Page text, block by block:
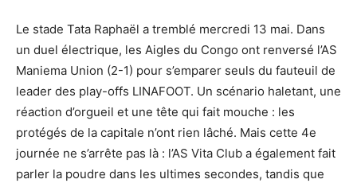
Le stade Tata Raphaël a tremblé mercredi 13 mai. Dans
un duel électrique, les Aigles du Congo ont renversé l’AS
Maniema Union (2-1) pour s’emparer seuls du fauteuil de
leader des play-offs LINAFOOT. Un scénario haletant, une
réaction d’orgueil et une tête qui fait mouche : les
protégés de la capitale n’ont rien lâché. Mais cette 4e
journée ne s’arrête pas là : l’AS Vita Club a également fait
parler la poudre dans les ultimes secondes, tandis que